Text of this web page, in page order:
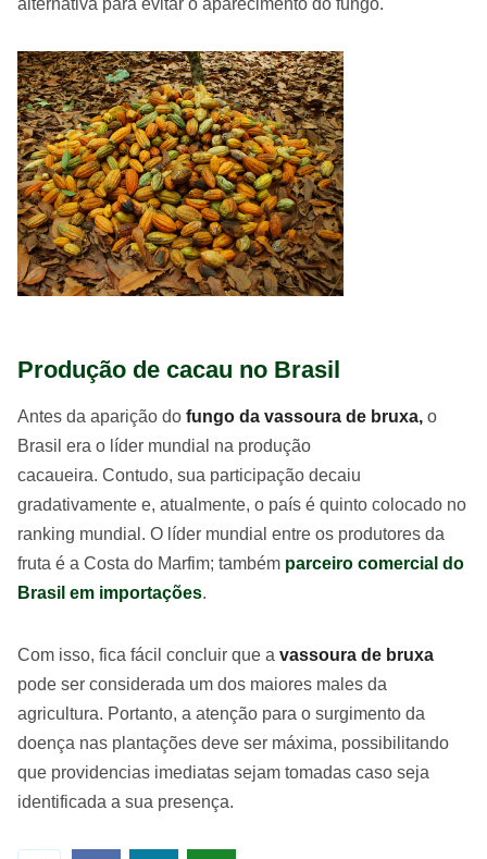
alternativa para evitar o aparecimento do fungo.
Produção de cacau no Brasil
Antes da aparição do fungo da vassoura de bruxa, o
Brasil era o líder mundial na produção
cacaueira. Contudo, sua participação decaiu
gradativamente e, atualmente, o país é quinto colocado no
ranking mundial. O líder mundial entre os produtores da
fruta é a Costa do Marfim; também parceiro comercial do
Brasil em importações.
Com isso, fica fácil concluir que a vassoura de bruxa
pode ser considerada um dos maiores males da
agricultura. Portanto, a atenção para o surgimento da
doença nas plantações deve ser máxima, possibilitando
que providencias imediatas sejam tomadas caso seja
identificada a sua presença.